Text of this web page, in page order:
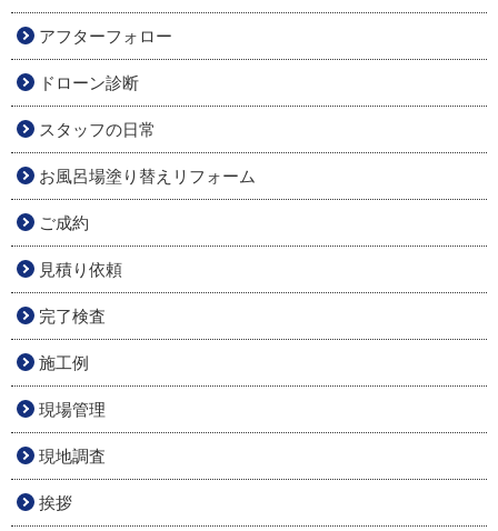
アフターフォロー
ドローン診断
スタッフの日常
お風呂場塗り替えリフォーム
ご成約
見積り依頼
完了検査
施工例
現場管理
現地調査
挨拶